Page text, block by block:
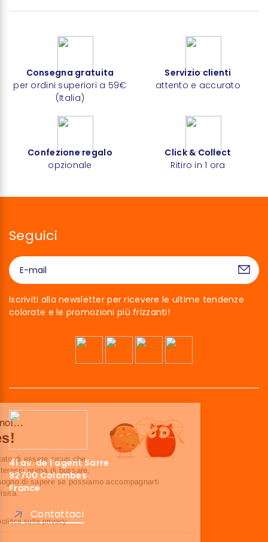
Consegna gratuita
per ordini superiori a 59€
(Italia)
Servizio clienti
attento e accurato
Confezione regalo
opzionale
Click & Collect
Ritiro in 1 ora
Seguici
Iscriviti alla newsletter per ricevere le ultime tendenze
colorate e le promozioni più frizzanti!
41 av. de l’agent Sarre
92700 Colombes
France
Contattaci
Ciao siamo noi…
I Cookies!
Abbiamo aspettato di essere sicuri che
questo sito ti interessi prima di bussare,
ma abbiamo bisogno di sapere se possiamo accompagnarti
durante la tua visita.
Leggi la nostra politica sulla privacy